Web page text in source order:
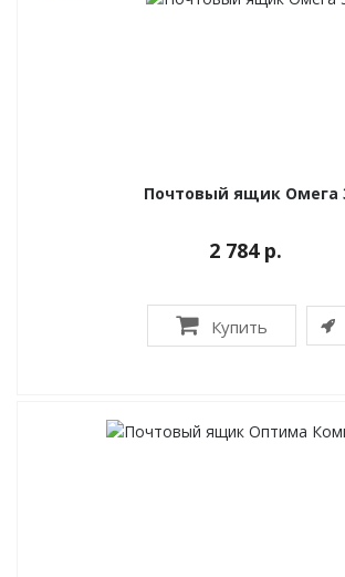
Почтовый ящик Омега
2 784 р.
Купить